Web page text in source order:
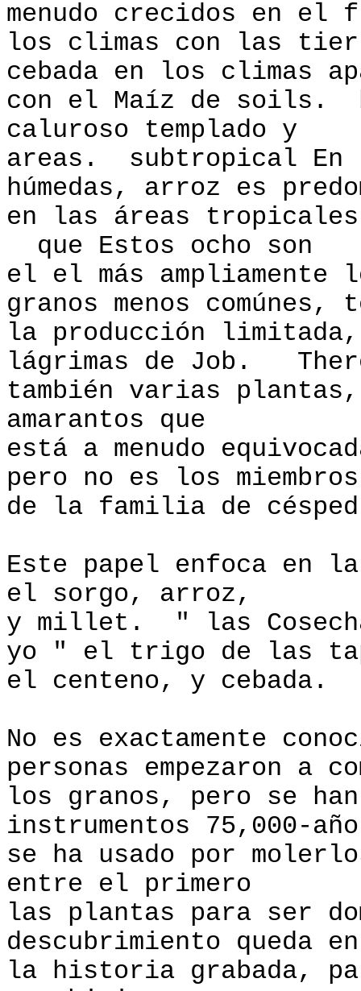
menudo crecidos en el
los climas con las
cebada en los climas
con el Maíz de soils.
caluroso templado y
areas. subtropical En
húmedas, arroz es
en las áreas
que Estos ocho son
el el más
granos menos comúnes,
la producción
lágrimas de Job.
también varias
amarantos que
está a menudo
pero no es los miembros
de la familia de
Este papel enfoca en
el sorgo, arroz,
y millet. " las
yo " el trigo de las
el centeno, y cebada.
No es exactamente
personas empezaron a
los granos, pero se
instrumentos 75,000-
se ha usado por
entre el primero
las plantas para ser
descubrimiento queda
la historia grabada,